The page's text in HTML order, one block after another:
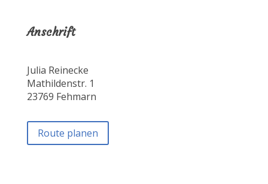
Anschrift
Julia Reinecke
Mathildenstr. 1
23769 Fehmarn
Route planen